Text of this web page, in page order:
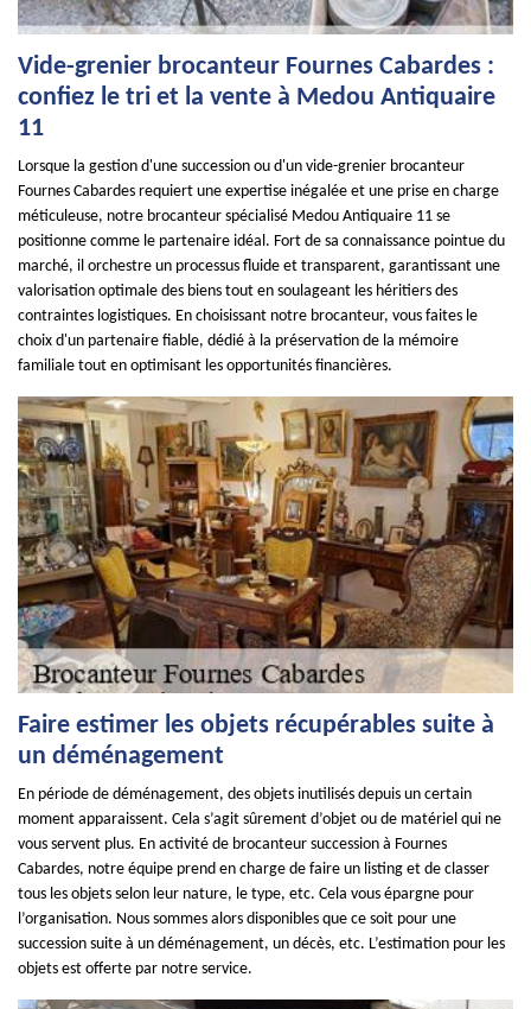
Vide-grenier brocanteur Fournes Cabardes :
confiez le tri et la vente à Medou Antiquaire
11
Lorsque la gestion d'une succession ou d'un vide-grenier brocanteur
Fournes Cabardes requiert une expertise inégalée et une prise en charge
méticuleuse, notre brocanteur spécialisé Medou Antiquaire 11 se
positionne comme le partenaire idéal. Fort de sa connaissance pointue du
marché, il orchestre un processus fluide et transparent, garantissant une
valorisation optimale des biens tout en soulageant les héritiers des
contraintes logistiques. En choisissant notre brocanteur, vous faites le
choix d'un partenaire fiable, dédié à la préservation de la mémoire
familiale tout en optimisant les opportunités financières.
Faire estimer les objets récupérables suite à
un déménagement
En période de déménagement, des objets inutilisés depuis un certain
moment apparaissent. Cela s’agit sûrement d’objet ou de matériel qui ne
vous servent plus. En activité de brocanteur succession à Fournes
Cabardes, notre équipe prend en charge de faire un listing et de classer
tous les objets selon leur nature, le type, etc. Cela vous épargne pour
l’organisation. Nous sommes alors disponibles que ce soit pour une
succession suite à un déménagement, un décès, etc. L’estimation pour les
objets est offerte par notre service.